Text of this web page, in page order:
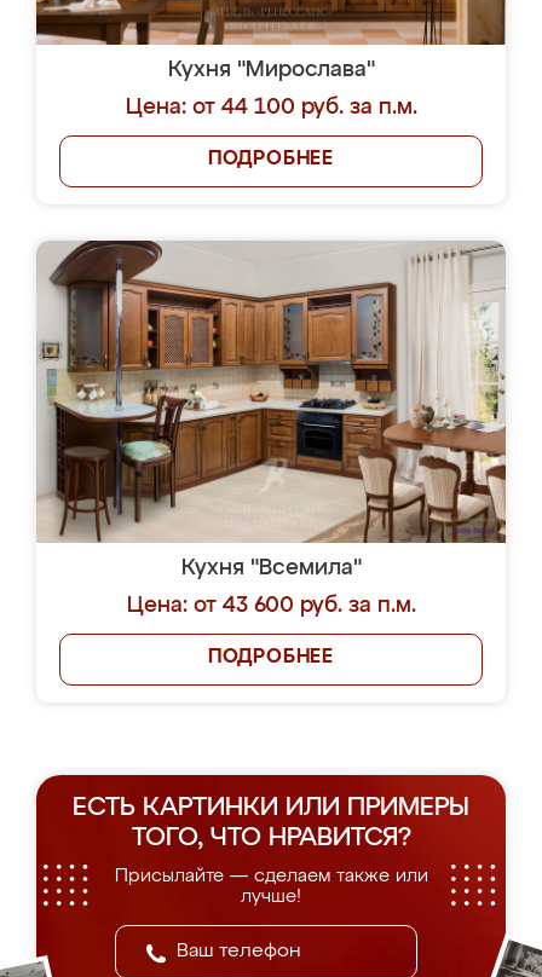
Кухня "Мирослава"
Цена: от 44 100 руб. за п.м.
ПОДРОБНЕЕ
Кухня "Всемила"
Цена: от 43 600 руб. за п.м.
ПОДРОБНЕЕ
ЕСТЬ КАРТИНКИ ИЛИ ПРИМЕРЫ
ТОГО, ЧТО НРАВИТСЯ?
Присылайте — сделаем также или
лучше!